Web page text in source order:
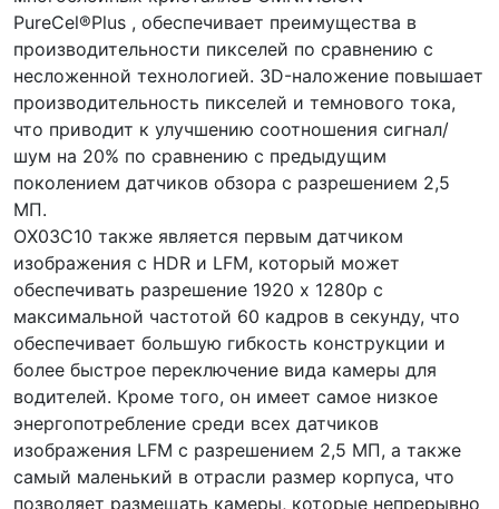
PureCel®Plus , обеспечивает преимущества в
производительности пикселей по сравнению с
несложенной технологией. 3D-наложение повышает
производительность пикселей и темнового тока,
что приводит к улучшению соотношения сигнал/
шум на 20% по сравнению с предыдущим
поколением датчиков обзора с разрешением 2,5
МП.
OX03C10 также является первым датчиком
изображения с HDR и LFM, который может
обеспечивать разрешение 1920 x 1280p с
максимальной частотой 60 кадров в секунду, что
обеспечивает большую гибкость конструкции и
более быстрое переключение вида камеры для
водителей. Кроме того, он имеет самое низкое
энергопотребление среди всех датчиков
изображения LFM с разрешением 2,5 МП, а также
самый маленький в отрасли размер корпуса, что
позволяет размещать камеры, которые непрерывно